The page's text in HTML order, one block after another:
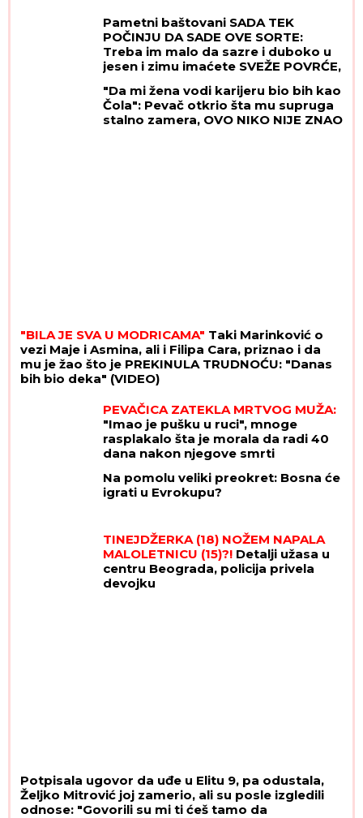
Pametni baštovani SADA TEK
POČINJU DA SADE OVE SORTE:
Treba im malo da sazre i duboko u
jesen i zimu imaćete SVEŽE POVRĆE,
AVGUSTOVSKE VRUĆINE NE "SPALE"
"Da mi žena vodi karijeru bio bih kao
Čola": Pevač otkrio šta mu supruga
stalno zamera, OVO NIKO NIJE ZNAO
"BILA JE SVA U MODRICAMA" Taki Marinković o
vezi Maje i Asmina, ali i Filipa Cara, priznao i da
mu je žao što je PREKINULA TRUDNOĆU: "Danas
bih bio deka" (VIDEO)
PEVAČICA ZATEKLA MRTVOG MUŽA:
"Imao je pušku u ruci", mnoge
rasplakalo šta je morala da radi 40
dana nakon njegove smrti
Na pomolu veliki preokret: Bosna će
igrati u Evrokupu?
TINEJDŽERKA (18) NOŽEM NAPALA
MALOLETNICU (15)?! Detalji užasa u
centru Beograda, policija privela
devojku
Potpisala ugovor da uđe u Elitu 9, pa odustala,
Željko Mitrović joj zamerio, ali su posle izgledili
odnose: "Govorili su mi ti ćeš tamo da